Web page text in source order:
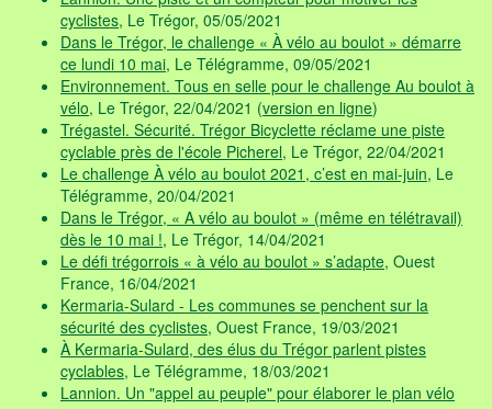
cyclistes, Le Trégor, 05/05/2021
Dans le Trégor, le challenge « À vélo au boulot » démarre
ce lundi 10 mai, Le Télégramme, 09/05/2021
Environnement. Tous en selle pour le challenge Au boulot à
vélo, Le Trégor, 22/04/2021 (version en ligne)
Trégastel. Sécurité. Trégor Bicyclette réclame une piste
cyclable près de l'école Picherel, Le Trégor, 22/04/2021
Le challenge À vélo au boulot 2021, c’est en mai-juin, Le
Télégramme, 20/04/2021
Dans le Trégor, « A vélo au boulot » (même en télétravail)
dès le 10 mai !, Le Trégor, 14/04/2021
Le défi trégorrois « à vélo au boulot » s’adapte, Ouest
France, 16/04/2021
Kermaria-Sulard - Les communes se penchent sur la
sécurité des cyclistes, Ouest France, 19/03/2021
À Kermaria-Sulard, des élus du Trégor parlent pistes
cyclables, Le Télégramme, 18/03/2021
Lannion. Un "appel au peuple" pour élaborer le plan vélo